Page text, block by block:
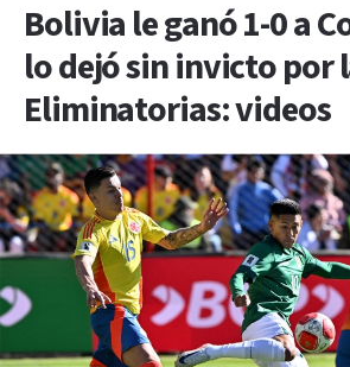
Bolivia le ganó 1-0 a
lo dejó sin invicto por
Eliminatorias: videos